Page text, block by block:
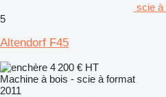
scie à
5
Altendorf F45
4 200 € HT
Machine à bois - scie à format
2011